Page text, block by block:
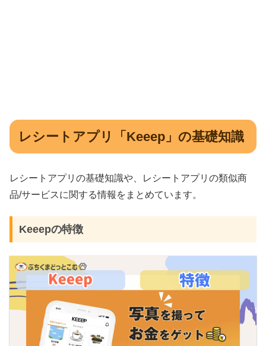
レシートアプリ「Keeep」の基礎知識
レシートアプリの基礎知識や、レシートアプリの類似商
品/サービスに関する情報をまとめています。
Keeepの特徴